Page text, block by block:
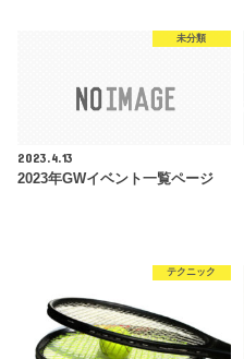
未分類
2023.4.13
2023年GWイベント一覧ページ
テクニック